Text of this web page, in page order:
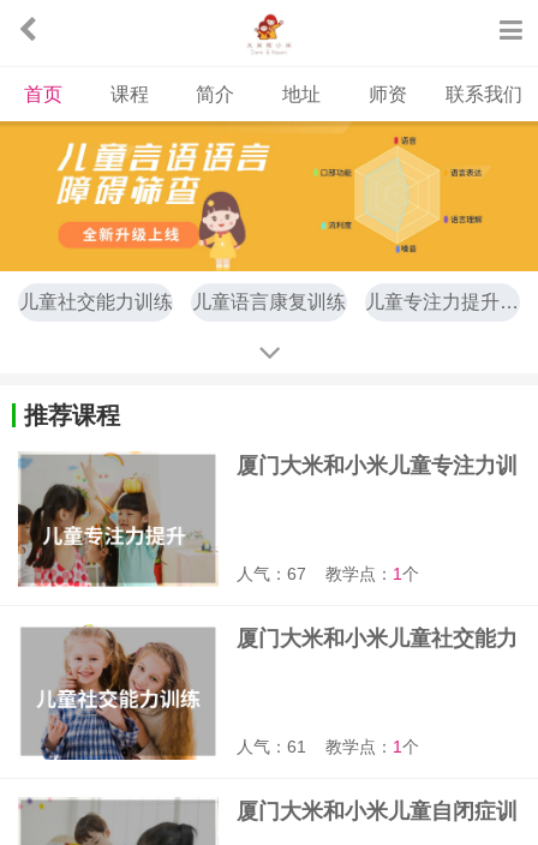
首页 课程 简介 地址 师资 联系我们
儿童社交能力训练 儿童语言康复训练 儿童专注力提升训练
推荐课程
厦门大米和小米儿童专注力训
人气：67 教学点： 1个
厦门大米和小米儿童社交能力
人气：61 教学点： 1个
厦门大米和小米儿童自闭症训